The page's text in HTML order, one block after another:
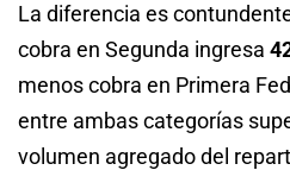
La diferencia es
cobra en Segunda ingresa
menos cobra en Primera
entre ambas categorías
volumen agregado del